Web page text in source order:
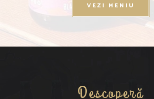
VEZI MENIU
Descoperă